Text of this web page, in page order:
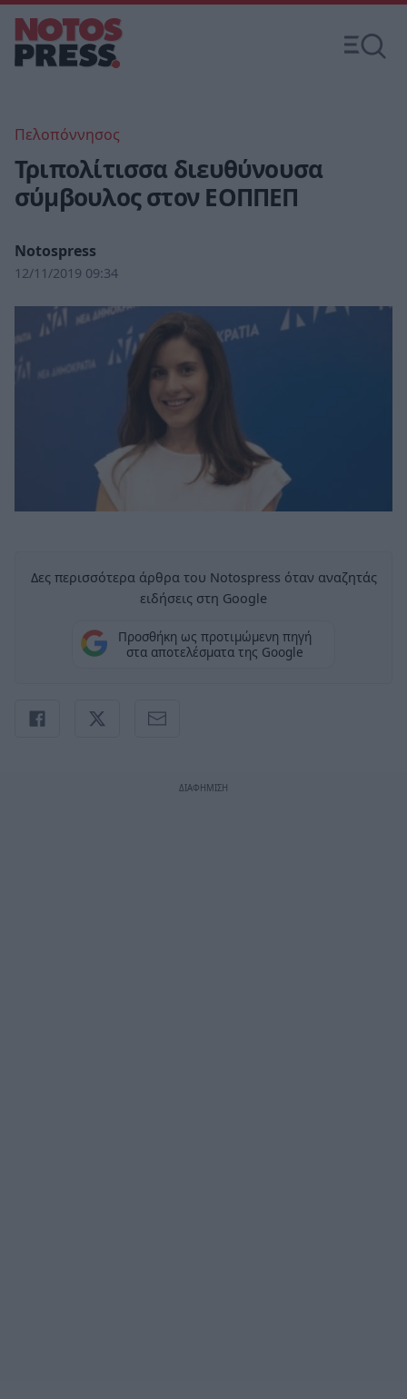
Πελοπόννησος
Τριπολίτισσα διευθύνουσα
σύμβουλος στον ΕΟΠΠΕΠ
Notospress
12/11/2019 09:34
Δες περισσότερα άρθρα του Notospress όταν αναζητάς
ειδήσεις στη Google
Προσθήκη ως προτιμώμενη πηγή
στα αποτελέσματα της Google